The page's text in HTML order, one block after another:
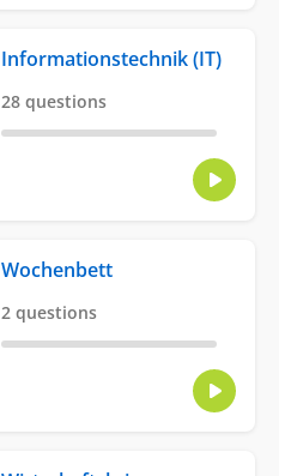
Informationstechnik (IT)
28 questions
Wochenbett
2 questions